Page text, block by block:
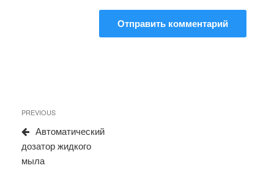
записям
Previous
Post
PREVIOUS
Автоматический
дозатор жидкого
мыла